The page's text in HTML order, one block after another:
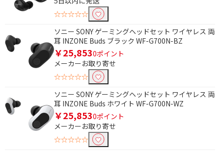
☆☆☆☆☆
ソニー SONY ゲーミングヘッドセット ワイヤレス 両
耳 INZONE Buds ブラック WF-G700N-BZ
￥25,8530ポイント
メーカーお取り寄せ
☆☆☆☆☆
ソニー SONY ゲーミングヘッドセット ワイヤレス 両
耳 INZONE Buds ホワイト WF-G700N-WZ
￥25,8530ポイント
メーカーお取り寄せ
☆☆☆☆☆
防水対応
防水・防滴対応
接続端子で絞り込む
Lightning
φ3.5mm ミニプラグ
ライトニング端子
Bluetoothで絞り込む
Bluetooth対応